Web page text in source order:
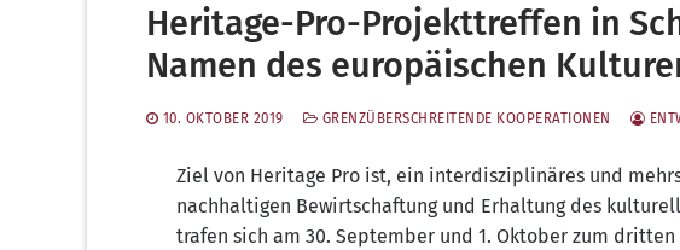
Heritage-Pro-Projekttreffen in
Namen des europäischen
10. OKTOBER 2019 GRENZÜBERSCHREITENDE KOOPERATIONEN
Ziel von Heri­ta­ge Pro ist, ein inter­dis­zi­pli­nä­res und
nach­hal­ti­gen Bewirt­schaf­tung und Erhal­tung des
tra­fen sich am 30. Sep­tem­ber und 1. Okto­ber zum